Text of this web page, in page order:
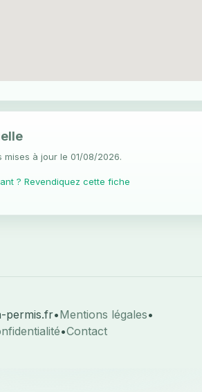
mises à jour le 01/08/2026.
? Revendiquez cette fiche
permis.fr•Mentions légales•
•Contact